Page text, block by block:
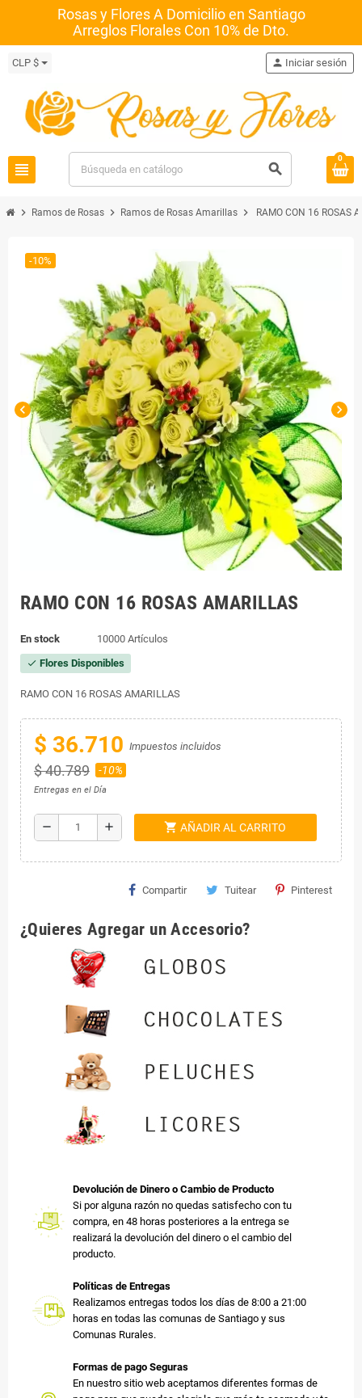
Rosas y Flores A Domicilio en Santiago
Arreglos Florales Con 10% de Dto.
CLP $
view_headline search
person Iniciar sesión
0
chevron_right Ramos de Rosas chevron_right Ramos de Rosas Amarillas chevron_right RAMO CON 16 ROSAS
chevron_left chevron_right
-10%
RAMO CON 16 ROSAS AMARILLAS
En stock 10000 Artículos
check Flores Disponibles
RAMO CON 16 ROSAS AMARILLAS
$ 36.710 Impuestos incluidos
$ 40.789 -10%
Entregas en el Día
remove add shopping_cart AÑADIR AL CARRITO
Compartir Tuitear Pinterest
¿Quieres Agregar un Accesorio?
Devolución de Dinero o Cambio de Producto
Si por alguna razón no quedas satisfecho con tu
compra, en 48 horas posteriores a la entrega se
realizará la devolución del dinero o el cambio del
producto.
Políticas de Entregas
Realizamos entregas todos los días de 8:00 a 21:00
horas en todas las comunas de Santiago y sus
Comunas Rurales.
Formas de pago Seguras
En nuestro sitio web aceptamos diferentes formas de